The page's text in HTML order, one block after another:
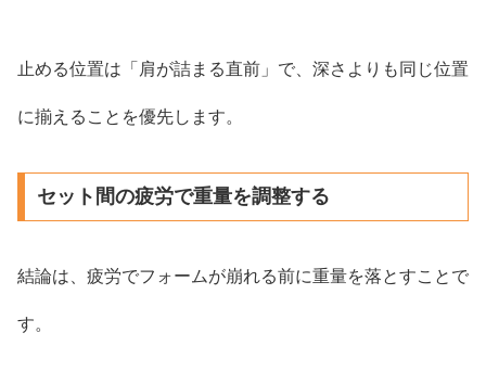
止める位置は「肩が詰まる直前」で、深さよりも同じ位置
に揃えることを優先します。
セット間の疲労で重量を調整する
結論は、疲労でフォームが崩れる前に重量を落とすことで
す。